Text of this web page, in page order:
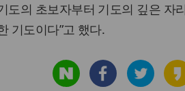
도의 초보자부터 기도의 깊은 자
기도이다”고 했다.